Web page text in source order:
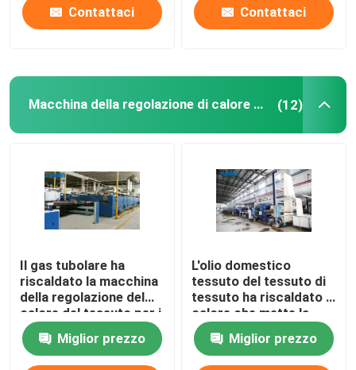
Rilassi la macchina più asciutta
Contattaci Contattaci
Macchina della regolazione di calore del tessuto (12)
Il gas tubolare ha
riscaldato la macchina
della regolazione del
calore del tessuto per i
tessuti
dell'asciugamano
2200mm
Miglior prezzo
L'olio domestico
tessuto del tessuto di
tessuto ha riscaldato il
calore che mette la
macchina di finitura di
StenterMiglior prezzo